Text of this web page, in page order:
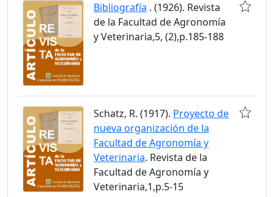
Bibliografía . (1926). Revista
de la Facultad de Agronomía
y Veterinaria,5, (2),p.185-188
Schatz, R. (1917). Proyecto de
nueva organización de la
Facultad de Agronomía y
Veterinaria. Revista de la
Facultad de Agronomía y
Veterinaria,1,p.5-15